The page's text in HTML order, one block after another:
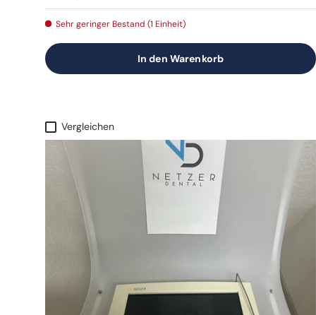
Sehr geringer Bestand (1 Einheit)
In den Warenkorb
Vergleichen